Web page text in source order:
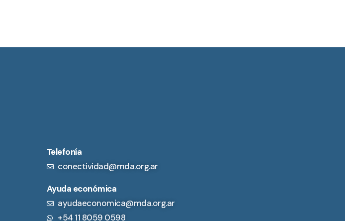
Telefonía
conectividad@mda.org.ar
Ayuda económica
ayudaeconomica@mda.org.ar
+54 11 8059 0598